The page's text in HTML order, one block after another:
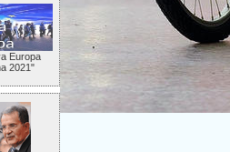
Europa
2021"